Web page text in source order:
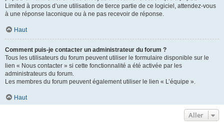
Limited à propos d’une utilisation de tierce partie de ce logiciel, attendez-vous
à une réponse laconique ou à ne pas recevoir de réponse.
Haut
Comment puis-je contacter un administrateur du forum ?
Tous les utilisateurs du forum peuvent utiliser le formulaire disponible sur le
lien « Nous contacter » si cette fonctionnalité a été activée par les
administrateurs du forum.
Les membres du forum peuvent également utiliser le lien « L’équipe ».
Haut
Aller